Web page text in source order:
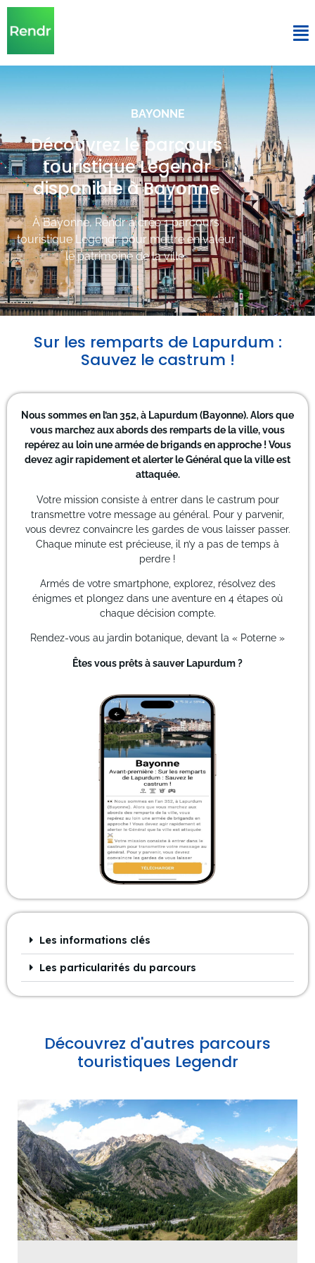
BAYONNE
Découvrez le parcours
touristique Legendr
disponible à Bayonne
À Bayonne, Rendr a crée 1 parcours
touristique Legendr pour mettre en valeur
le patrimoine de la ville.
Sur les remparts de Lapurdum :
Sauvez le castrum !
Nous sommes en l’an 352, à Lapurdum (Bayonne). Alors que
vous marchez aux abords des remparts de la ville, vous
repérez au loin une armée de brigands en approche ! Vous
devez agir rapidement et alerter le Général que la ville est
attaquée.
Votre mission consiste à entrer dans le castrum pour
transmettre votre message au général. Pour y parvenir,
vous devrez convaincre les gardes de vous laisser passer.
Chaque minute est précieuse, il n’y a pas de temps à
perdre !
Armés de votre smartphone, explorez, résolvez des
énigmes et plongez dans une aventure en 4 étapes où
chaque décision compte.
Rendez-vous au jardin botanique, devant la « Poterne »
Êtes vous prêts à sauver Lapurdum ?
Les informations clés
Les particularités du parcours
Découvrez d'autres parcours
touristiques Legendr